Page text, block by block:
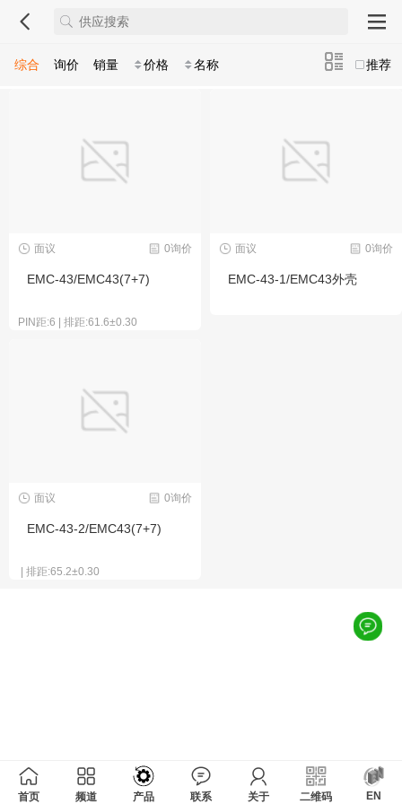
推荐
综合 询价 销量 价格 名称
0询价
面议
EMC-43/EMC43(7+7)
PIN距:6 | 排距:61.6±0.30
0询价
面议
EMC-43-1/EMC43外壳
0询价
面议
EMC-43-2/EMC43(7+7)
| 排距:65.2±0.30
首页 频道 产品 联系 关于 二维码 EN